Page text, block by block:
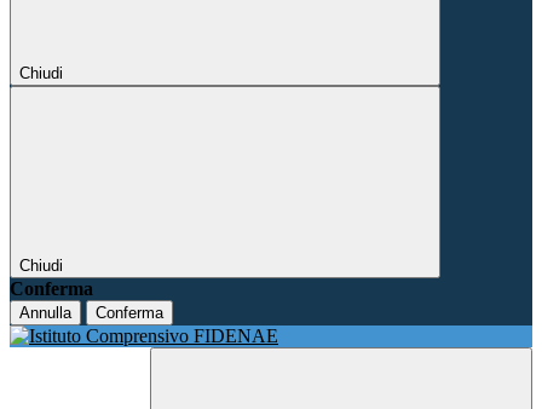
Chiudi
Chiudi
Conferma
Annulla Conferma